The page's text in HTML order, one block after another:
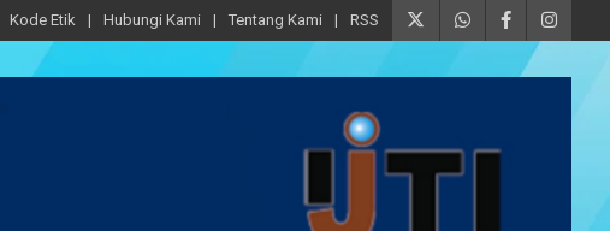
Kode Etik Hubungi Kami Tentang Kami RSS